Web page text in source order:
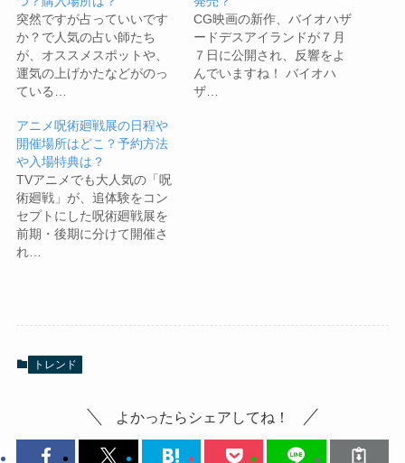
突然ですが占っていいです
か？で人気の占い師たち
が、オススメスポットや、
運気の上げかたなどがのっ
ている…
CG映画の新作、バイオハザ
ードデスアイランドが７月
７日に公開され、反響をよ
んでいますね！ バイオハ
ザ…
アニメ呪術廻戦展の日程や
開催場所はどこ？予約方法
や入場特典は？
TVアニメでも大人気の「呪
術廻戦」が、追体験をコン
セプトにした呪術廻戦展を
前期・後期に分けて開催さ
れ…
トレンド
よかったらシェアしてね！